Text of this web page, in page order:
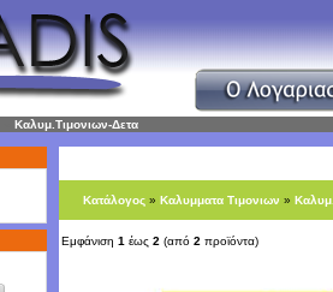
Καλυμ.Τιμονιων-Δετα
Κατάλογος » Καλυμματα Τιμονιων »
Εμφάνιση 1 έως 2 (από 2 προϊόντα)